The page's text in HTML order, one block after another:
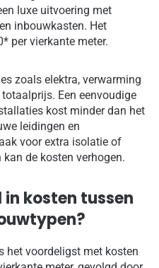
luxe uitvoering met
inbouwkasten. Het
per vierkante meter.
zoals elektra, verwarming
Een eenvoudige
kost minder dan het
leidingen en
voor extra isolatie of
de kosten verhogen.
kosten tussen
het voordeligst met kosten